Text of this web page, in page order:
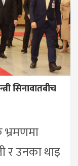
सिनावातबीच
र उनका थाइ